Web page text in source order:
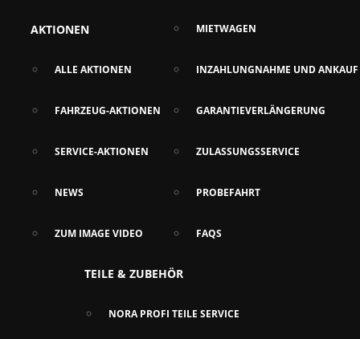
AKTIONEN
ALLE AKTIONEN
FAHRZEUG-AKTIONEN
SERVICE-AKTIONEN
NEWS
ZUM IMAGE VIDEO
MIETWAGEN
INZAHLUNGNAHME UND ANKAUF
GARANTIEVERLÄNGERUNG
ZULASSUNGSSERVICE
PROBEFAHRT
FAQS
TEILE & ZUBEHÖR
NORA PROFI TEILE SERVICE